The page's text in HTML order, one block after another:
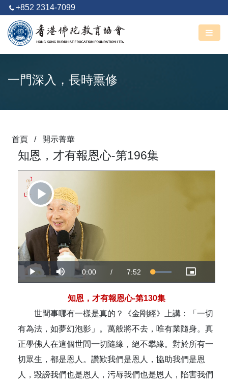
+852 2314-7099
丙午馬年 六月廿七
一門深入，長時熏修
首頁 / 開示菁華
知恩，才有報恩心-第196集
Play
Video
Play Mute Current
Time
0:00 / Duration
7:52 Loaded:
100.00%
Picture-
in-
知恩，才有報恩心-第130集
世間事哪有一樣是真的？《金剛經》上講：「一切
有為法，如夢幻泡影」。萬般將不去，唯有業隨身。真
正學佛人在這個世間一切隨緣，絕不攀緣。對於所有一
切眾生，都是恩人。讚歎我們是恩人，協助我們是恩
人，毀謗我們也是恩人，污辱我們也是恩人，陷害我們